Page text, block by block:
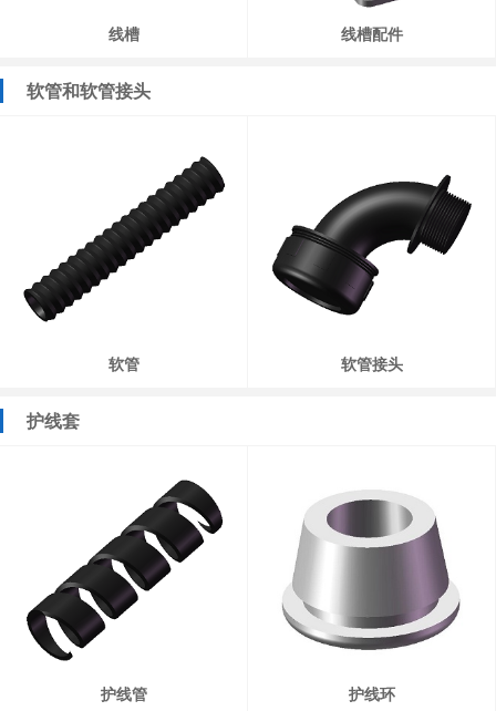
线槽 线槽配件
软管和软管接头
软管 软管接头
护线套
护线管 护线环